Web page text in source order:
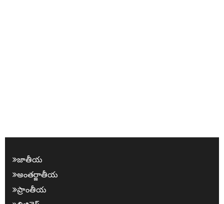
జాతీయ
అంత‌ర్జాతీయ
ప్రాంతీయ‌